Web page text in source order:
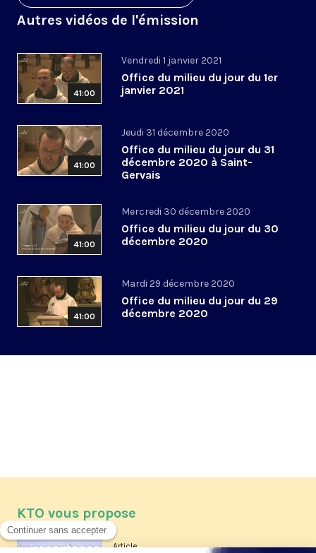
Autres vidéos de l'émission
41:00
Vendredi 1 janvier 2021
Office du milieu du jour du 1er
janvier 2021
41:00
Jeudi 31 décembre 2020
Office du milieu du jour du 31
décembre 2020 à Saint-
Gervais
41:00
Mercredi 30 décembre 2020
Office du milieu du jour du 30
décembre 2020
41:00
Mardi 29 décembre 2020
Office du milieu du jour du 29
décembre 2020
KTO vous propose
Article